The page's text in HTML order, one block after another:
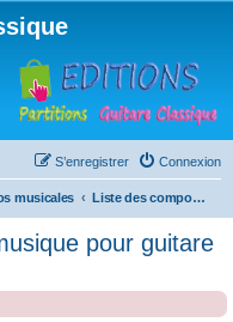
Connexion
S’enregistrer
musicales Liste des compositeurs de musique pour guitare
pour guitare